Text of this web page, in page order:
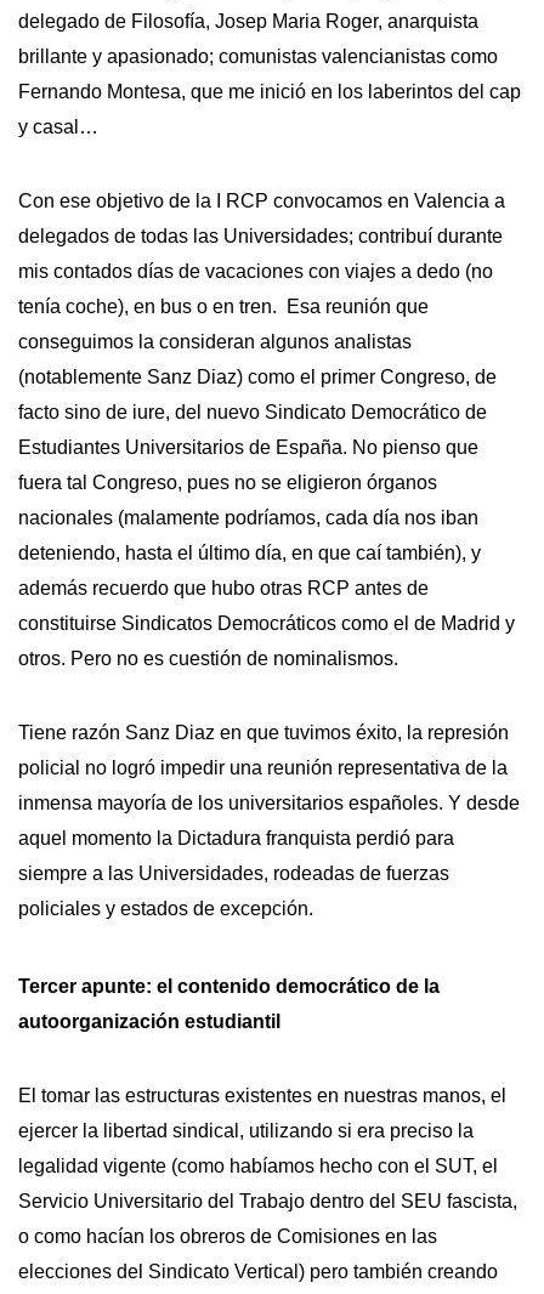
delegado de Filosofía, Josep Maria Roger, anarquista
brillante y apasionado; comunistas valencianistas como
Fernando Montesa, que me inició en los laberintos del cap
y casal…
Con ese objetivo de la I RCP convocamos en Valencia a
delegados de todas las Universidades; contribuí durante
mis contados días de vacaciones con viajes a dedo (no
tenía coche), en bus o en tren. Esa reunión que
conseguimos la consideran algunos analistas
(notablemente Sanz Diaz) como el primer Congreso, de
facto sino de iure, del nuevo Sindicato Democrático de
Estudiantes Universitarios de España. No pienso que
fuera tal Congreso, pues no se eligieron órganos
nacionales (malamente podríamos, cada día nos iban
deteniendo, hasta el último día, en que caí también), y
además recuerdo que hubo otras RCP antes de
constituirse Sindicatos Democráticos como el de Madrid y
otros. Pero no es cuestión de nominalismos.
Tiene razón Sanz Diaz en que tuvimos éxito, la represión
policial no logró impedir una reunión representativa de la
inmensa mayoría de los universitarios españoles. Y desde
aquel momento la Dictadura franquista perdió para
siempre a las Universidades, rodeadas de fuerzas
policiales y estados de excepción.
Tercer apunte: el contenido democrático de la
autoorganización estudiantil
El tomar las estructuras existentes en nuestras manos, el
ejercer la libertad sindical, utilizando si era preciso la
legalidad vigente (como habíamos hecho con el SUT, el
Servicio Universitario del Trabajo dentro del SEU fascista,
o como hacían los obreros de Comisiones en las
elecciones del Sindicato Vertical) pero también creando